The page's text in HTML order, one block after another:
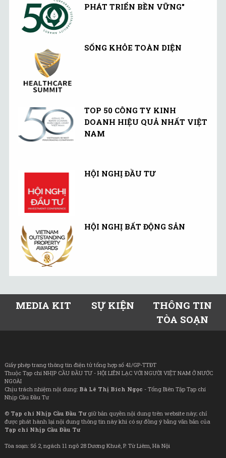
PHÁT TRIỂN BỀN VỮNG"
SỐNG KHỎE TOÀN DIỆN
TOP 50 CÔNG TY KINH
DOANH HIỆU QUẢ NHẤT VIỆT
NAM
HỘI NGHỊ ĐẦU TƯ
HỘI NGHỊ BẤT ĐỘNG SẢN
MEDIA KIT SỰ KIỆN
THÔNG TIN
TÒA SOẠN
Giấy phép trang thông tin điện tử tổng hợp số 41/GP-TTĐT
Thuộc Tạp chí NHỊP CẦU ĐẦU TƯ - HỘI LIÊN LẠC VỚI NGƯỜI VIỆT NAM Ở NƯỚC
NGOÀI
Chịu trách nhiệm nội dung: Bà Lê Thị Bích Ngọc - Tổng Biên Tập Tạp chí
Nhịp Cầu Đầu Tư
© Tạp chí Nhịp Cầu Đầu Tưgiữ bản quyền nội dung trên website này; chỉ
được phát hành lại nội dung thông tin này khi có sự đồng ý bằng văn bản của
Tạp chí Nhịp Cầu Đầu Tư
Tòa soạn: Số 2, ngách 11 ngõ 28 Dương Khuê, P. Từ Liêm, Hà Nội